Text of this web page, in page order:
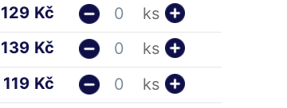
129 Kč
ks
139 Kč
ks
119 Kč
ks